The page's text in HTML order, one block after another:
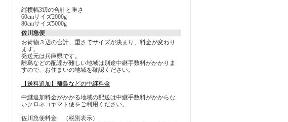
縦横幅3辺の合計と重さ
60cmサイズ2000g
80cmサイズ5000g
佐川急便
お荷物３辺の合計、重さでサイズが決まり、料金が変わり
ます。
発送元は兵庫県です。
離島などの配達が難しい地域は別途中継手数料がかかりま
すので、お住まいの地域を確認ください。
【送料追加】離島などの中継料金
中継追加料金がかかる地域の配送は中継手数料がかからな
いクロネコヤマト便をご利用ください。
佐川急便料金 （税別表示）